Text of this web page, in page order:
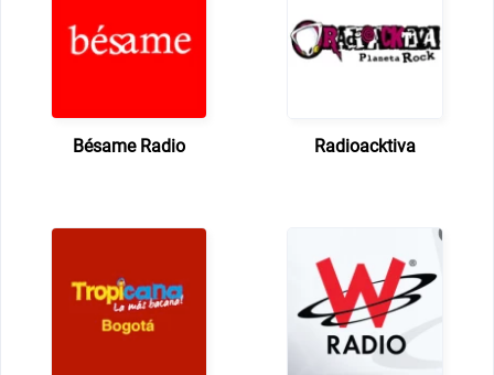
Bésame Radio Radioacktiva